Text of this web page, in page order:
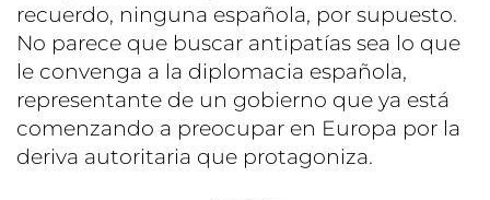
recuerdo, ninguna española, por supuesto.
No parece que buscar antipatías sea lo que
le convenga a la diplomacia española,
representante de un gobierno que ya está
comenzando a preocupar en Europa por la
deriva autoritaria que protagoniza.